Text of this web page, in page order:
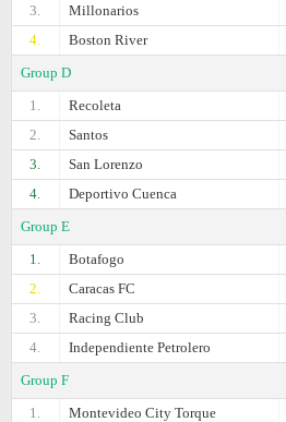
3.
Millonarios
4.
Boston River
Group D
1.
Recoleta
2.
Santos
3.
San Lorenzo
4.
Deportivo Cuenca
Group E
1.
Botafogo
2.
Caracas FC
3.
Racing Club
4.
Independiente Petrolero
Group F
1.
Montevideo City Torque